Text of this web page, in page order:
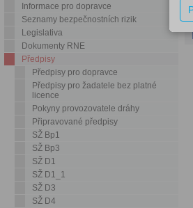
Informace pro dopravce
Seznamy bezpečnostních rizik
Legislativa
Dokumenty RNE
Předpisy
Předpisy pro dopravce
Předpisy pro žadatele bez platné
licence
Pokyny provozovatele dráhy
Připravované předpisy
SŽ Bp1
SŽ Bp3
SŽ D1
SŽ D1_1
SŽ D3
SŽ D4